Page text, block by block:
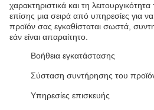
χαρακτηριστικά και τη
επίσης μια σειρά από υπηρεσίες για
προϊόν σας εγκαθίσταται σωστά,
εάν είναι απαραίτητο.
Βοήθεια εγκατάστασης
Σύσταση συντήρησης του
Υπηρεσίες επισκευής